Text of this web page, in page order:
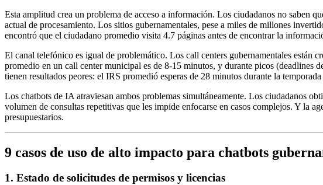
Esta amplitud crea un problema de acceso a información. Los ciudadanos no saben
actual de procesamiento. Los sitios gubernamentales, pese a miles de millones
encontró que el ciudadano promedio visita 4.7 páginas antes de encontrar la
El canal telefónico es igual de problemático. Los call centers gubernamentales están
promedio en un call center municipal es de 8-15 minutos, y durante picos (deadlines
tienen resultados peores: el IRS promedió esperas de 28 minutos durante la
Los chatbots de IA atraviesan ambos problemas simultáneamente. Los ciudadanos
volumen de consultas repetitivas que les impide enfocarse en casos complejos. Y la
presupuestarios.
9 casos de uso de alto impacto para chatbots
1. Estado de solicitudes de permisos y licencias